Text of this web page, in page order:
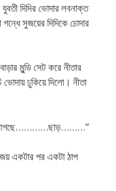
দিদির ভোদার লবনাক্ত
সুজয়ের দিদিকে চোদার
মুন্ডি সেট করে নীতার
ঢুকিয়ে দিলো। নীতা
একটার পর একটা ঠাপ